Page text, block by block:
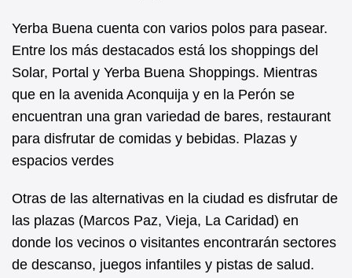
Yerba Buena cuenta con varios polos para pasear.
Entre los más destacados está los shoppings del
Solar, Portal y Yerba Buena Shoppings. Mientras
que en la avenida Aconquija y en la Perón se
encuentran una gran variedad de bares, restaurant
para disfrutar de comidas y bebidas. Plazas y
espacios verdes
Otras de las alternativas en la ciudad es disfrutar de
las plazas (Marcos Paz, Vieja, La Caridad) en
donde los vecinos o visitantes encontrarán sectores
de descanso, juegos infantiles y pistas de salud.